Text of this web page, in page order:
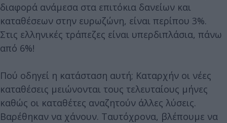
διαφορά ανάμεσα στα επιτόκια δανείων και
καταθέσεων στην ευρωζώνη, είναι περίπου 3%.
Στις ελληνικές τράπεζες είναι υπερδιπλάσια, πάνω
από 6%!
Πού οδηγεί η κατάσταση αυτή; Καταρχήν οι νέες
καταθέσεις μειώνονται τους τελευταίους μήνες
καθώς οι καταθέτες αναζητούν άλλες λύσεις.
Βαρέθηκαν να χάνουν. Ταυτόχρονα, βλέπουμε να